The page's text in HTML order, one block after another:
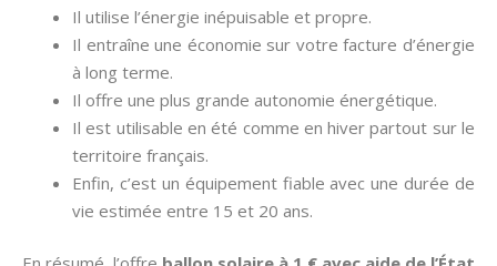
Il utilise l’énergie inépuisable et propre.
Il entraîne une économie sur votre facture d’énergie
à long terme.
Il offre une plus grande autonomie énergétique.
Il est utilisable en été comme en hiver partout sur le
territoire français.
Enfin, c’est un équipement fiable avec une durée de
vie estimée entre 15 et 20 ans.